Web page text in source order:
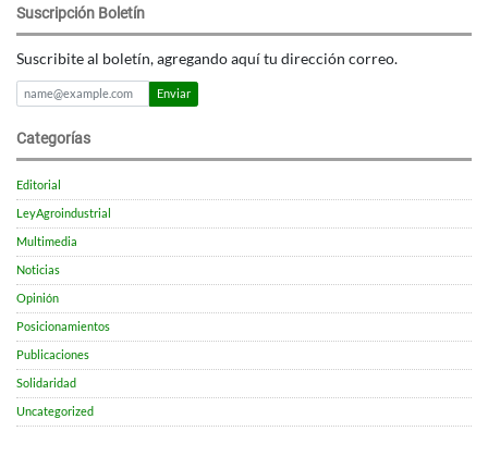
Suscripción Boletín
Suscribite al boletín, agregando aquí tu dirección correo.
Enviar
Categorías
Editorial
LeyAgroindustrial
Multimedia
Noticias
Opinión
Posicionamientos
Publicaciones
Solidaridad
Uncategorized